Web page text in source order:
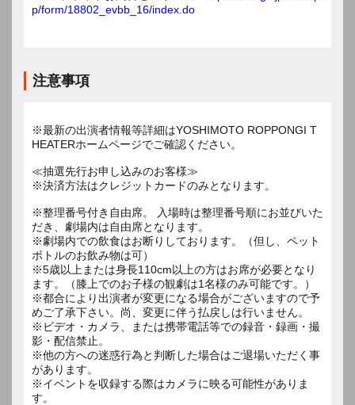
p/form/18802_evbb_16/index.do
注意事項
※最新の出演者情報等詳細はYOSHIMOTO ROPPONGI T
HEATERホームページでご確認ください。
≪抽選先行お申し込みのお客様≫
※決済方法はクレジットカードのみとなります。
※整理番号付き自由席。 入場時は整理番号順にお並びいた
だき、劇場内は自由席となります。
※劇場内での飲食はお断りしております。（但し、ペット
ボトルのお飲み物は可）
※5歳以上または身長110cm以上の方はお席が必要となり
ます。（膝上でのお子様の観劇は1名様のみ可能です。）
※都合により出演者が変更になる場合がございますので予
めご了承下さい。尚、変更に伴う払戻しは行いません。
※ビデオ・カメラ、または携帯電話等での録音・録画・撮
影・配信禁止。
※他の方への迷惑行為と判断した場合はご退場いただく事
があります。
※イベントを収録する際はカメラに映る可能性がありま
す。